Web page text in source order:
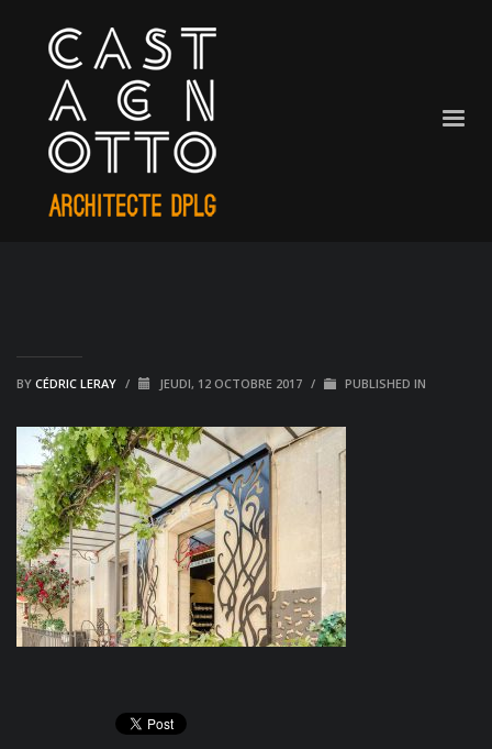
BY CÉDRIC LERAY / JEUDI, 12 OCTOBRE 2017 / PUBLISHED IN